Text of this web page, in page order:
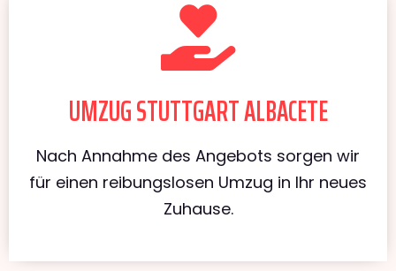
UMZUG STUTTGART ALBACETE
Nach Annahme des Angebots sorgen wir
für einen reibungslosen Umzug in Ihr neues
Zuhause.